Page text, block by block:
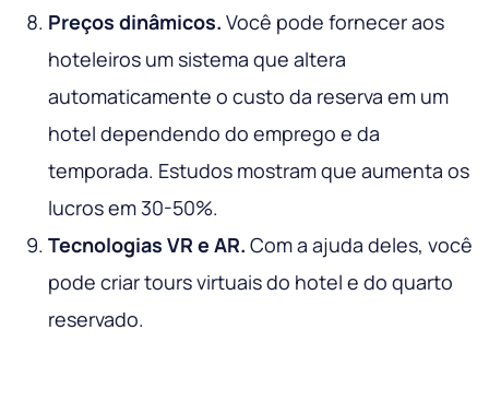
Preços dinâmicos. Você pode fornecer aos
hoteleiros um sistema que altera
automaticamente o custo da reserva em um
hotel dependendo do emprego e da
temporada. Estudos mostram que aumenta os
lucros em 30-50%.
Tecnologias VR e AR. Com a ajuda deles, você
pode criar tours virtuais do hotel e do quarto
reservado.